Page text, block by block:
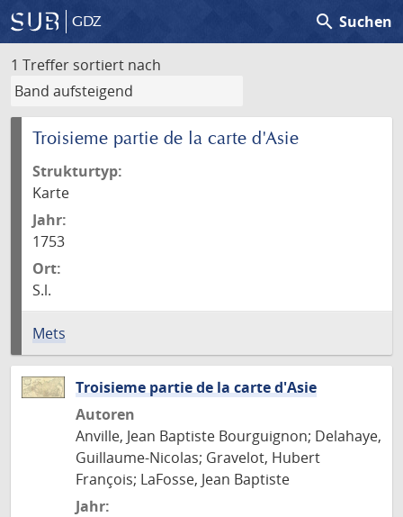
GDZ search Suchen
1 Treffer sortiert nach
Troisieme partie de la carte d'Asie
Strukturtyp:
Karte
Jahr:
1753
Ort:
S.l.
Mets
Troisieme partie de la carte d'Asie
Autoren
Anville, Jean Baptiste Bourguignon; Delahaye,
Guillaume-Nicolas; Gravelot, Hubert
François; LaFosse, Jean Baptiste
Jahr: